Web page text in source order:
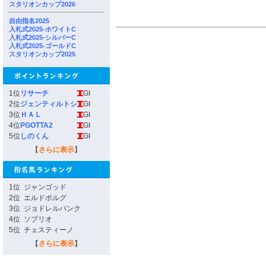
スタリオンカップ2026
自由指名2025
入札式2025-ホワイトC
入札式2025-シルバーC
入札式2025-ゴールドC
スタリオンカップ2025
1位 リサーチ
GI
2位ジェンティルトシ
GI
3位 ＨＡＬ
GI
4位 PGOTTA2
GI
5位 しのくん
GI
【 さらに表示】
1位 ジャンゴッド
2位 エルドボルグ
3位 ジョドレルバンク
4位 ソブリオ
5位 チェスティーノ
【 さらに表示】